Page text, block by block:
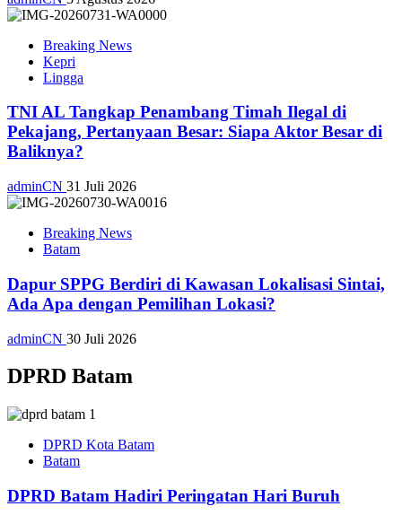
Breaking News
Kepri
Lingga
TNI AL Tangkap Penambang Timah Ilegal di
Pekajang, Pertanyaan Besar: Siapa Aktor Besar di
Baliknya?
adminCN 31 Juli 2026
Breaking News
Batam
Dapur SPPG Berdiri di Kawasan Lokalisasi Sintai,
Ada Apa dengan Pemilihan Lokasi?
adminCN 30 Juli 2026
DPRD Batam
DPRD Kota Batam
Batam
DPRD Batam Hadiri Peringatan Hari Buruh